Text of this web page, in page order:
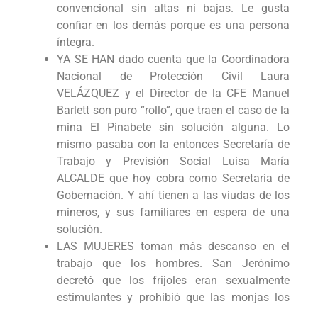
convencional sin altas ni bajas. Le gusta
confiar en los demás porque es una persona
íntegra.
YA SE HAN dado cuenta que la Coordinadora
Nacional de Protección Civil Laura
VELÁZQUEZ y el Director de la CFE Manuel
Barlett son puro “rollo”, que traen el caso de la
mina El Pinabete sin solución alguna. Lo
mismo pasaba con la entonces Secretaría de
Trabajo y Previsión Social Luisa María
ALCALDE que hoy cobra como Secretaria de
Gobernación. Y ahí tienen a las viudas de los
mineros, y sus familiares en espera de una
solución.
LAS MUJERES toman más descanso en el
trabajo que los hombres. San Jerónimo
decretó que los frijoles eran sexualmente
estimulantes y prohibió que las monjas los